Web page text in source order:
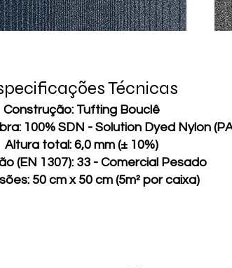
Técnicas
Construção: Tufting Bouclê
100% SDN - Solution Dyed Nylon
Altura total: 6,0 mm (± 10%)
(EN 1307): 33 - Comercial Pesado
50 cm x 50 cm (5m² por caixa)